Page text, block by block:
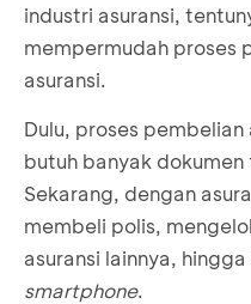
industri asuransi,
mempermudah proses
asuransi.
Dulu, proses
butuh banyak
Sekarang, dengan
membeli polis,
asuransi lainnya,
smartphone.